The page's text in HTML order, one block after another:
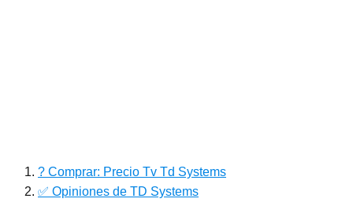
? Comprar: Precio Tv Td Systems
✅ Opiniones de TD Systems